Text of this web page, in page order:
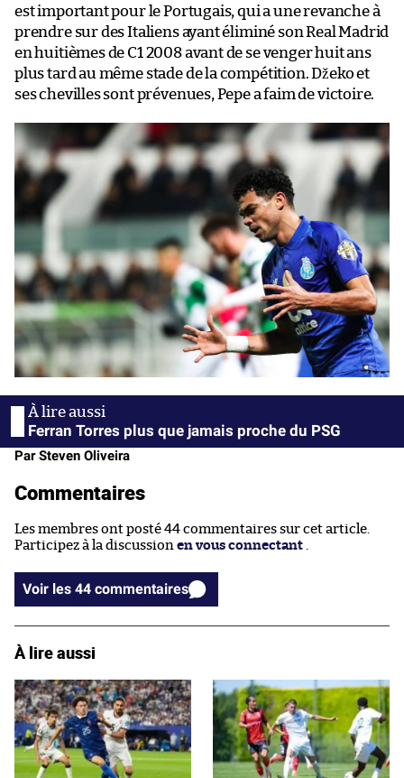
est important pour le Portugais, qui a une revanche à
prendre sur des Italiens ayant éliminé son Real Madrid
en huitièmes de C1 2008 avant de se venger huit ans
plus tard au même stade de la compétition. Džeko et
ses chevilles sont prévenues, Pepe a faim de victoire.
Ferran Torres plus que jamais proche du PSG
Par Steven Oliveira
Commentaires
Les membres ont posté 44 commentaires sur cet article.
Participez à la discussion en vous connectant
Voir les 44 commentaires
À lire aussi